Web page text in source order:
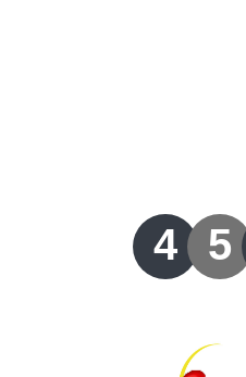
Lotería de Bogotá
Lotería de Risaralda
4 5